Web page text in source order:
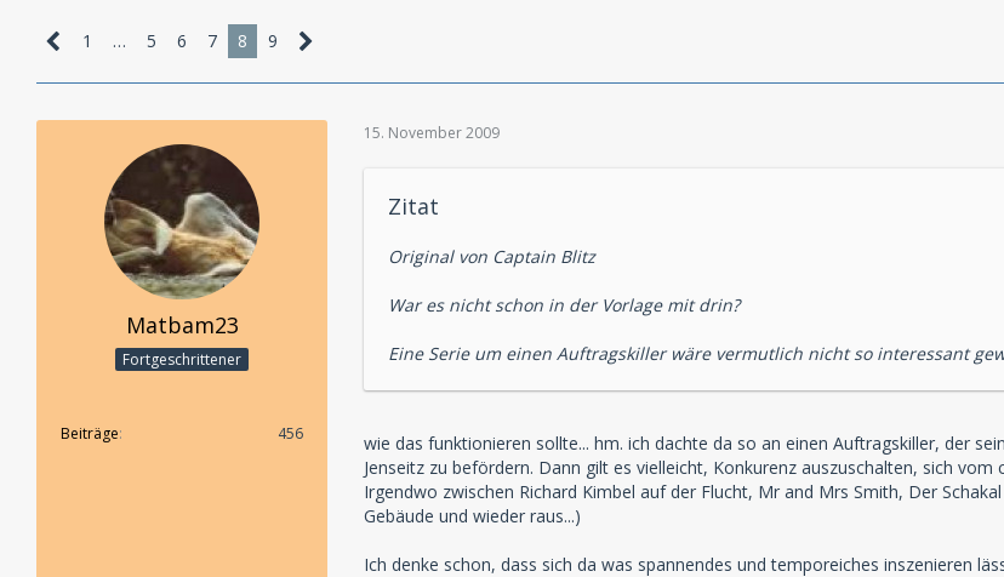
1 … 5 6 7 8 9
Matbam23
Fortgeschrittener
Beiträge 456
15. November 2009
Zitat
Original von Captain Blitz
War es nicht schon in der Vorlage mit drin?
Eine Serie um einen Auftragskiller wäre vermutlich nicht so interessant
wie das funktionieren sollte... hm. ich dachte da so an einen Auftragskiller, der
Jenseitz zu befördern. Dann gilt es vielleicht, Konkurenz auszuschalten, sich
Irgendwo zwischen Richard Kimbel auf der Flucht, Mr and Mrs Smith, Der
Gebäude und wieder raus...)
Ich denke schon, dass sich da was spannendes und temporeiches inszenieren